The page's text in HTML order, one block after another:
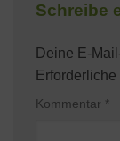
Schreibe
Deine E-
Kommentar *